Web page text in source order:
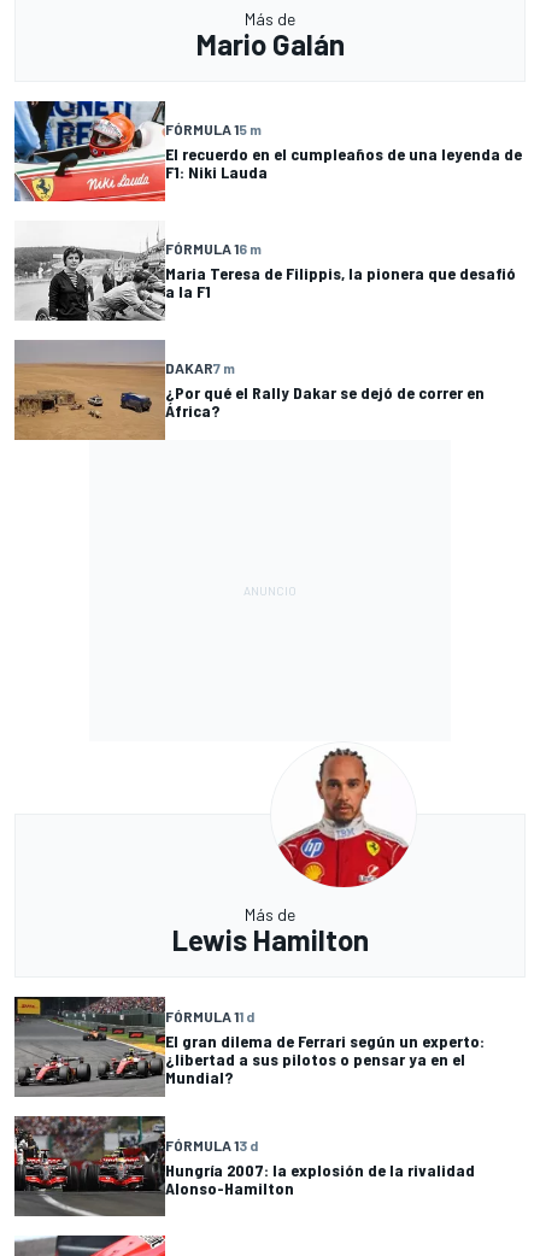
Más de
Mario Galán
FÓRMULA 15 m
El recuerdo en el cumpleaños de una leyenda de
F1: Niki Lauda
FÓRMULA 16 m
Maria Teresa de Filippis, la pionera que desafió
a la F1
DAKAR7 m
¿Por qué el Rally Dakar se dejó de correr en
África?
Más de
Lewis Hamilton
FÓRMULA 11 d
El gran dilema de Ferrari según un experto:
¿libertad a sus pilotos o pensar ya en el
Mundial?
FÓRMULA 13 d
Hungría 2007: la explosión de la rivalidad
Alonso-Hamilton